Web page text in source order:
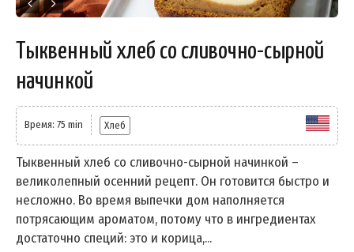
Тыквенный хлеб со сливочно-сырной
начинкой
Время: 75 min Хлеб
Тыквенный хлеб со сливочно-сырной начинкой –
великолепный осенний рецепт. Он готовится быстро и
несложно. Во время выпечки дом наполняется
потрясающим ароматом, потому что в ингредиентах
достаточно специй: это и корица,...